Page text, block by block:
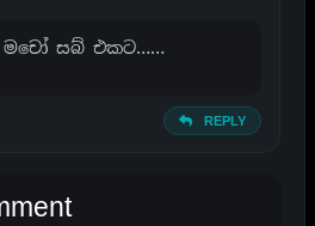
මචෝ සබ් එකට……
REPLY